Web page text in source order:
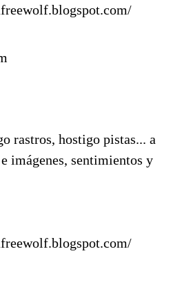
rastros, hostigo pistas... a
imágenes, sentimientos y